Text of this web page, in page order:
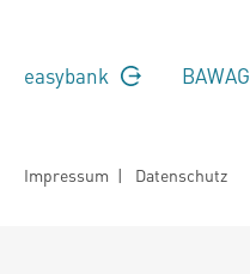
easybank BAWAG
Impressum | Datenschutz